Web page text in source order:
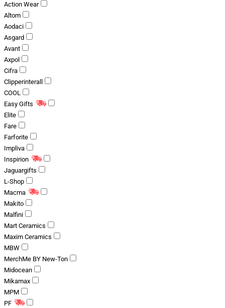
Action Wear
Altom
Aodaci
Asgard
Avant
Axpol
Cifra
Clipperinterall
COOL
Easy Gifts
Elite
Fare
Farforite
Impliva
Inspirion
Jaguargifts
L-Shop
Macma
Makito
Malfini
Mart Ceramics
Maxim Ceramics
MBW
MerchMe BY New-Ton
Midocean
Mikamax
MPM
PF